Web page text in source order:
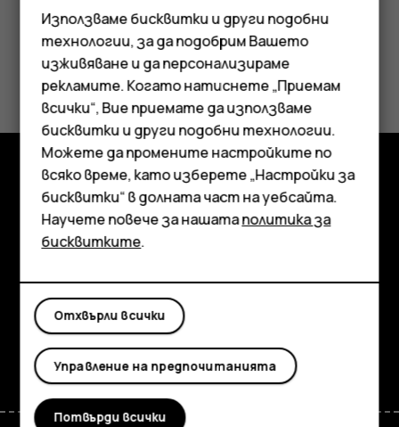
Смартфони
Мобилни телефони
Аксесоари
Таблети
Полезен ли беше този отговор?
Да Не
Изследвайте
Информация
Поддръжка
FacebookInstagram
TiktokYoutubeLinkedinDiscord
Използваме бисквитки и други подобни
технологии, за да подобрим Вашето
изживяване и да персонализираме
рекламите. Когато натиснете „Приемам
всички“, Вие приемате да използваме
бисквитки и други подобни технологии.
Можете да промените настройките по
всяко време, като изберете „Настройки за
бисквитки“ в долната част на уебсайта.
Научете повече за нашатаполитика за
бисквитките.
Отхвърли всички
Управление на предпочитанията
Потвърди всички